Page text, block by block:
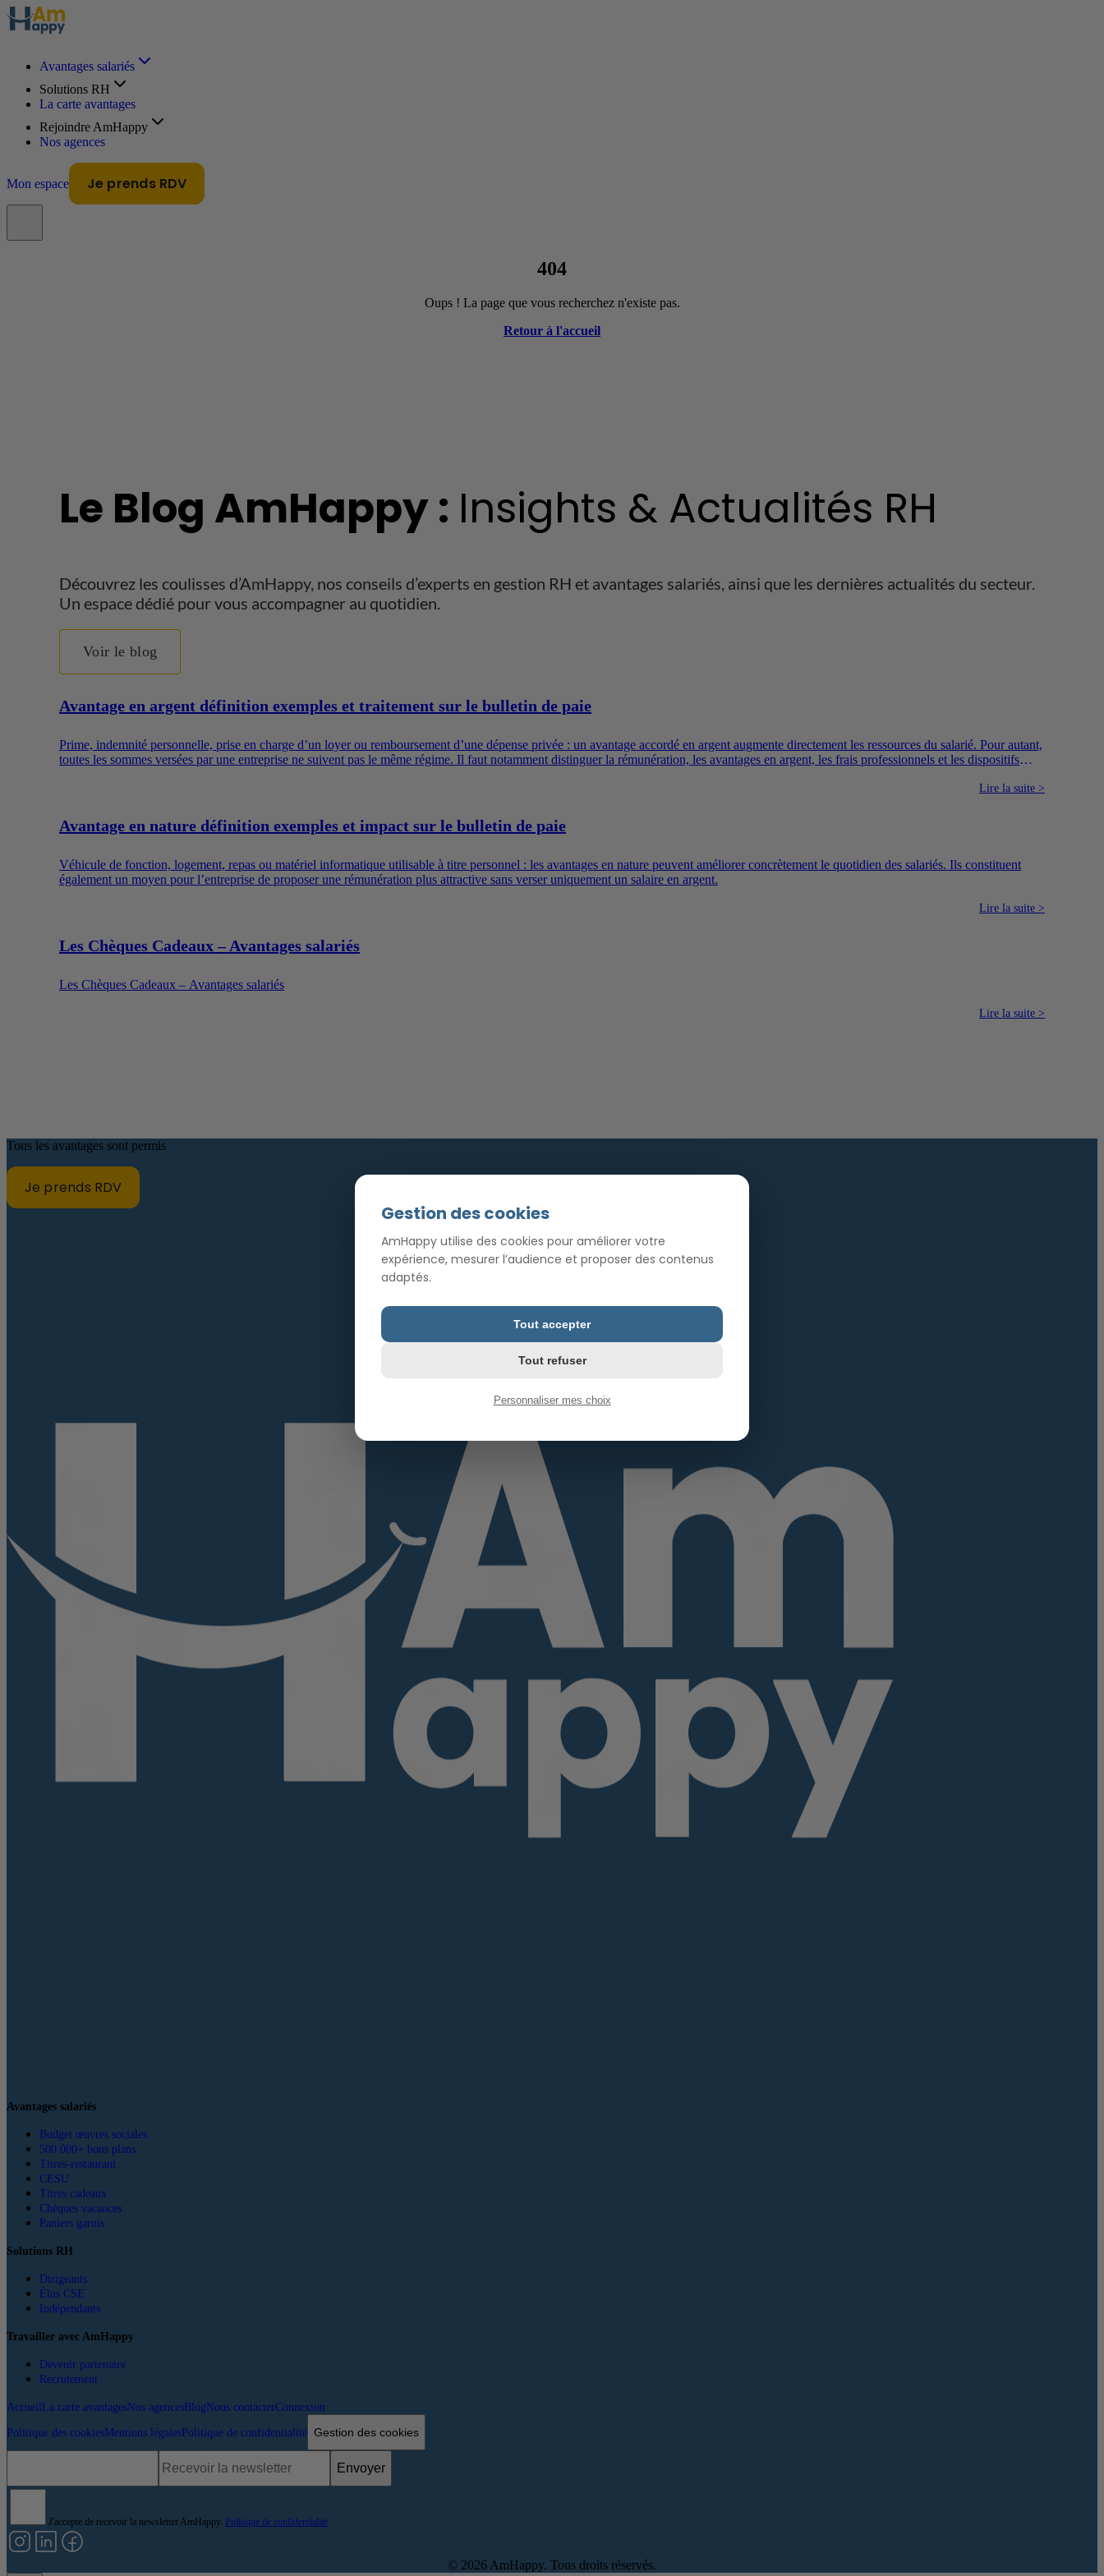
Avantages salariés
Solutions RH
La carte avantages
Rejoindre AmHappy
Nos agences
Mon espace Je prends RDV
404
Oups ! La page que vous recherchez n'existe pas.
Retour à l'accueil
Le Blog AmHappy : Insights & Actualités RH
Découvrez les coulisses d’AmHappy, nos conseils d’experts en gestion RH et avantages salariés, ainsi que les dernières actualités du secteur.
Un espace dédié pour vous accompagner au quotidien.
Voir le blog
Avantage en argent définition exemples et traitement sur le bulletin de paie
Prime, indemnité personnelle, prise en charge d’un loyer ou remboursement d’une dépense privée : un avantage accordé en argent augmente directement les ressources du salarié. Pour autant,
toutes les sommes versées par une entreprise ne suivent pas le même régime. Il faut notamment distinguer la rémunération, les avantages en argent, les frais professionnels et les dispositifs
Lire la suite >
Avantage en nature définition exemples et impact sur le bulletin de paie
Véhicule de fonction, logement, repas ou matériel informatique utilisable à titre personnel : les avantages en nature peuvent améliorer concrètement le quotidien des salariés. Ils constituent
également un moyen pour l’entreprise de proposer une rémunération plus attractive sans verser uniquement un salaire en argent.
Lire la suite >
Les Chèques Cadeaux – Avantages salariés
Les Chèques Cadeaux – Avantages salariés
Lire la suite >
Tous les avantages sont permis
Je prends RDV
Avantages salariés
Budget œuvres sociales
500 000+ bons plans
Titres-restaurant
CESU
Titres cadeaux
Chèques vacances
Paniers garnis
Solutions RH
Dirigeants
Élus CSE
Indépendants
Travailler avec AmHappy
Devenir partenaire
Recrutement
Accueil La carte avantagesNos agencesBlogNous contacterConnexion
Politique des cookiesMentions légalesPolitique de confidentialité Gestion des cookies
Envoyer
J'accepte de recevoir la newsletter AmHappy. Politique de confidentialité
© 2026 AmHappy. Tous droits réservés.
Gestion des cookies
AmHappy utilise des cookies pour améliorer votre
expérience, mesurer l’audience et proposer des contenus
adaptés.
Tout accepter
Tout refuser
Personnaliser mes choix